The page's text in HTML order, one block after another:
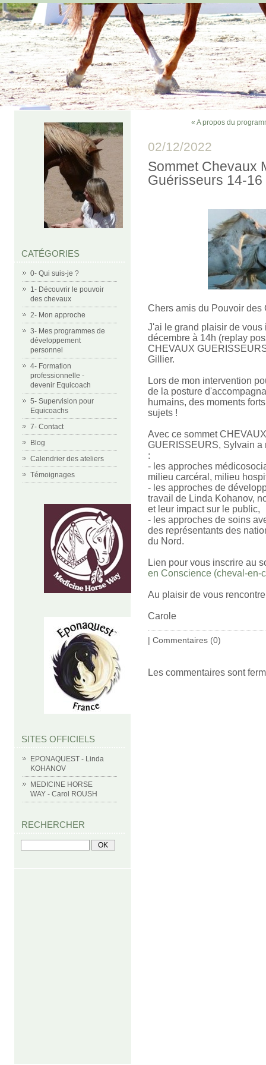
CATÉGORIES
0- Qui suis-je ?
1- Découvrir le pouvoir
des chevaux
2- Mon approche
3- Mes programmes de
développement
personnel
4- Formation
professionnelle -
devenir Equicoach
5- Supervision pour
Equicoachs
7- Contact
Blog
Calendrier des ateliers
Témoignages
SITES OFFICIELS
EPONAQUEST - Linda
KOHANOV
MEDICINE HORSE
WAY - Carol ROUSH
RECHERCHER
« A propos du
02/12/2022
Sommet Chevaux
Guérisseurs 14-
Chers amis du Pouvoir des
J'ai le grand plaisir de
décembre à 14h (replay
CHEVAUX
Gillier.
Lors de mon intervention
de la posture
humains, des moments
sujets !
Avec ce sommet
GUERISSEURS, Sylvain a
:
- les approches
milieu carcéral, milieu
- les approches de
travail de Linda Kohanov,
et leur impact sur le public,
- les approches de soins
des représentants des
du Nord.
Lien pour vous inscrire au
en Conscience (cheval-en-
Au plaisir de vous
Carole
| Commentaires (0)
Les commentaires sont